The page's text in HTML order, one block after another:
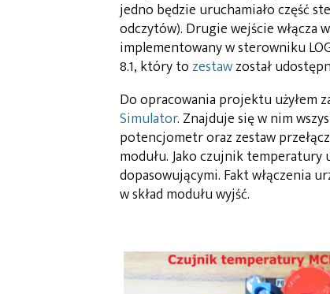
jedno będzie uruchamiało część
odczytów). Drugie wejście włącza
implementowany w sterowniku
8.1, który to zestawzostał
Do opracowania projektu użyłem
Simulator. Znajduje się w nim
potencjometr oraz zestaw
modułu. Jako czujnik temperatury
dopasowującymi. Fakt włączenia
w skład modułu wyjść.